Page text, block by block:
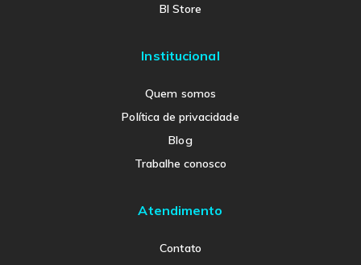
BI Store
Institucional
Quem somos
Política de privacidade
Blog
Trabalhe conosco
Atendimento
Contato